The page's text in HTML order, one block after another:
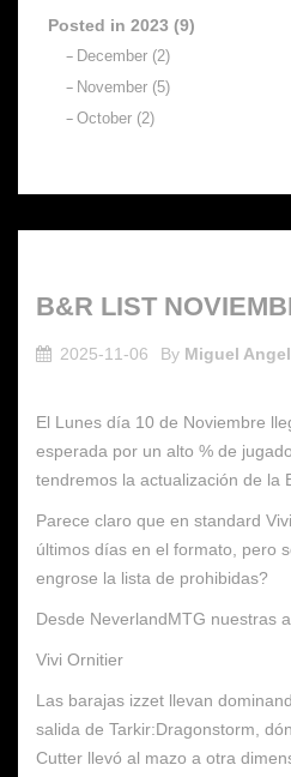
Posted in 2023 (9)
December (2)
November (5)
October (2)
B&R LIST
2025-11-06 By Miguel
El Lunes día 10 de Noviembre
esperada por un alto % de
tendremos la actualización de la
Parece claro que en standard
últimos días en el formato, pero
engrose la lista de prohibidas?
Desde NeverlandMTG nuestras
Vivi Ornitier
Las barajas izzet llevan
salida de Tarkir:Dragonstorm,
Cutter llevó al mazo a otra